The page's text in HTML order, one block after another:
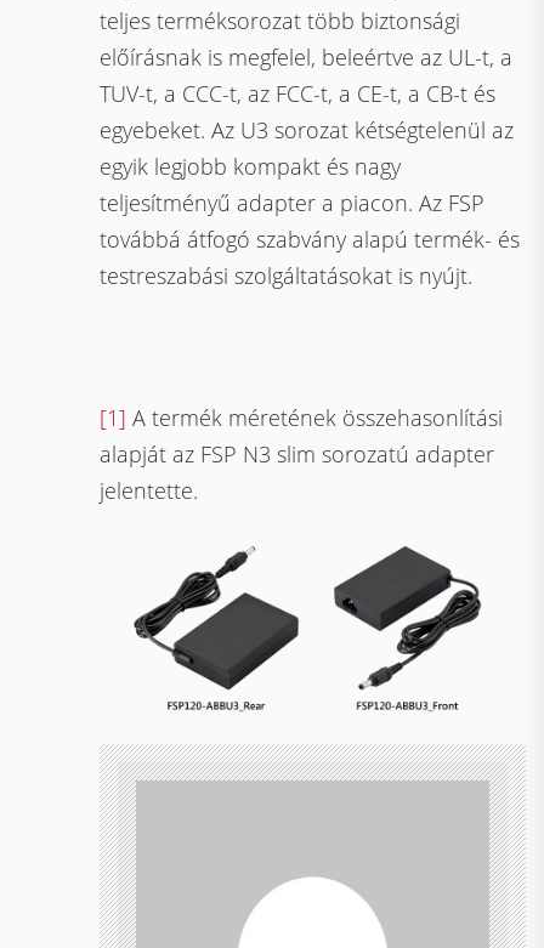
teljes terméksorozat több biztonsági
előírásnak is megfelel, beleértve az UL-t, a
TUV-t, a CCC-t, az FCC-t, a CE-t, a CB-t és
egyebeket. Az U3 sorozat kétségtelenül az
egyik legjobb kompakt és nagy
teljesítményű adapter a piacon. Az FSP
továbbá átfogó szabvány alapú termék- és
testreszabási szolgáltatásokat is nyújt.
[1] A termék méretének összehasonlítási
alapját az FSP N3 slim sorozatú adapter
jelentette.